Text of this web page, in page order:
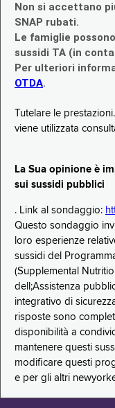
Non si accettano
SNAP rubati.
Le famiglie
sussidi TA (in
Per ulteriori
OTDA.
Tutelare le
viene utilizzata
La Sua opinione è
sui sussidi pubblici
. Link al sondaggio:
Questo sondaggio
loro esperienze
sussidi del
(Supplemental
dell;Assistenza
integrativo di
risposte sono
disponibilità a
mantenere questi
modificare questi
e per gli altri